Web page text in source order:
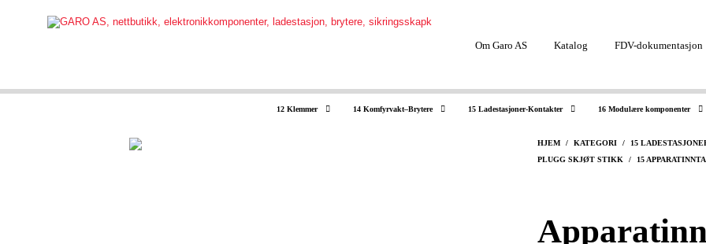
12 Klemmer 14 Komfyrvakt–Brytere 15 Ladestasjoner-Kontakter 16 Modulære komponenter
Om Garo AS Katalog FDV-dokumentasjon
HJEM / KATEGORI / 15
PLUGG SKJØT STIKK
/ 15